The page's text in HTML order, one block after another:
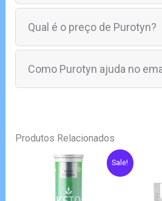
Qual é o preço de Purotyn?
Como Purotyn ajuda no
Produtos Relacionados
Sale!